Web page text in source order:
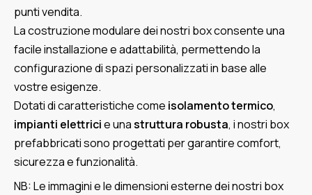
punti vendita.
La costruzione modulare dei nostri box consente una
facile installazione e adattabilità, permettendo la
configurazione di spazi personalizzati in base alle
vostre esigenze.
Dotati di caratteristiche come isolamento termico,
impianti elettricie unastruttura robusta, i nostri box
prefabbricati sono progettati per garantire comfort,
sicurezza e funzionalità.
NB: Le immagini e le dimensioni esterne dei nostri box